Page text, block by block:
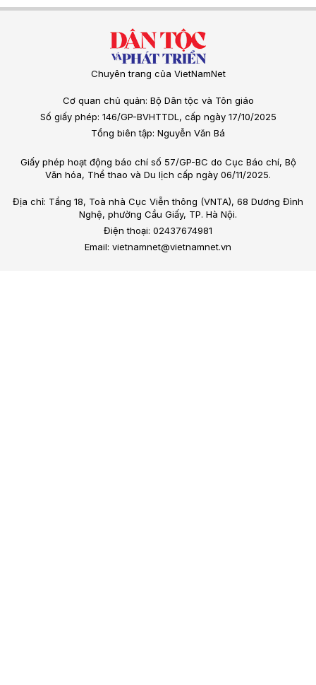
Chuyên trang của VietNamNet
Cơ quan chủ quản: Bộ Dân tộc và Tôn giáo
Số giấy phép: 146/GP-BVHTTDL, cấp ngày 17/10/2025
Tổng biên tập: Nguyễn Văn Bá
Giấy phép hoạt động báo chí số 57/GP-BC do Cục Báo chí, Bộ
Văn hóa, Thể thao và Du lịch cấp ngày 06/11/2025.
Địa chỉ: Tầng 18, Toà nhà Cục Viễn thông (VNTA), 68 Dương Đình
Nghệ, phường Cầu Giấy, TP. Hà Nội.
Điện thoại: 02437674981
Email: vietnamnet@vietnamnet.vn